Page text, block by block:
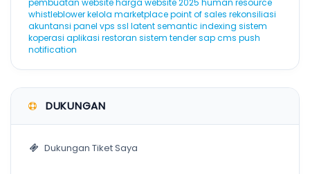
pembuatan websiteharga website 2025 human resource
whistleblowerkelola marketplacepoint of sales rekonsiliasi
akuntansi panel vps ssl latent semantic indexing sistem
koperasi aplikasi restoran sistem tendersapcms push
notification
DUKUNGAN
Dukungan Tiket Saya